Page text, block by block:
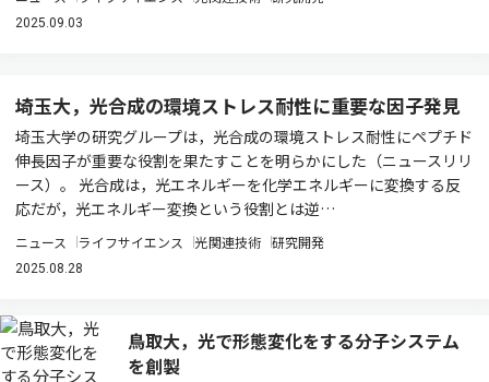
2025.09.03
埼玉大，光合成の環境ストレス耐性に重要な因子発見
埼玉大学の研究グループは，光合成の環境ストレス耐性にペプチド
伸長因子が重要な役割を果たすことを明らかにした（ニュースリリ
ース）。 光合成は，光エネルギーを化学エネルギーに変換する反
応だが，光エネルギー変換という役割とは逆…
ニュース ライフサイエンス 光関連技術 研究開発
2025.08.28
鳥取大，光で形態変化をする分子システム
を創製